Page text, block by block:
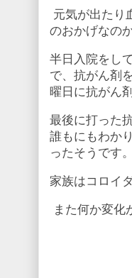
元気が出たり
のおかげなの
半日入院をし
で、抗がん剤
曜日に抗がん
最後に打った
誰もにもわか
ったそうです。
家族はコロイ
また何か変化